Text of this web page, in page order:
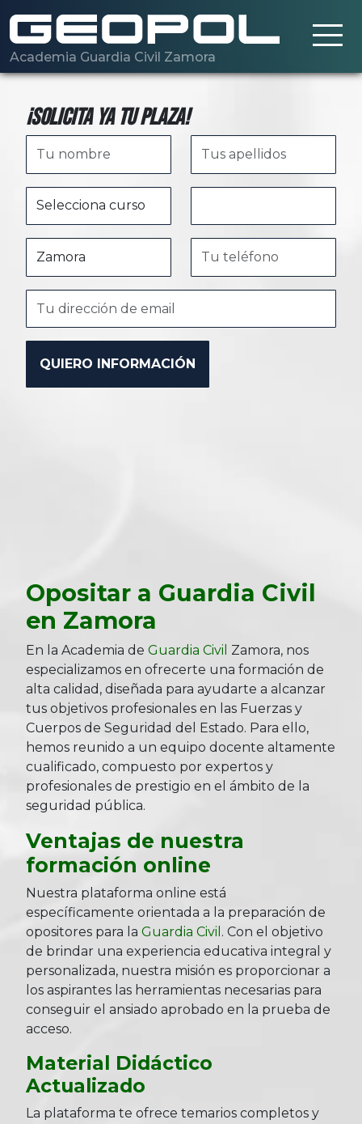
Academia Guardia Civil Zamora
¡Solicita ya tu plaza!
Opositar a Guardia Civil
en Zamora
En la Academia de Guardia Civil Zamora, nos
especializamos en ofrecerte una formación de
alta calidad, diseñada para ayudarte a alcanzar
tus objetivos profesionales en las Fuerzas y
Cuerpos de Seguridad del Estado. Para ello,
hemos reunido a un equipo docente altamente
cualificado, compuesto por expertos y
profesionales de prestigio en el ámbito de la
seguridad pública.
Ventajas de nuestra
formación online
Nuestra plataforma online está
específicamente orientada a la preparación de
opositores para la Guardia Civil . Con el objetivo
de brindar una experiencia educativa integral y
personalizada, nuestra misión es proporcionar a
los aspirantes las herramientas necesarias para
conseguir el ansiado aprobado en la prueba de
acceso.
Material Didáctico
Actualizado
La plataforma te ofrece temarios completos y